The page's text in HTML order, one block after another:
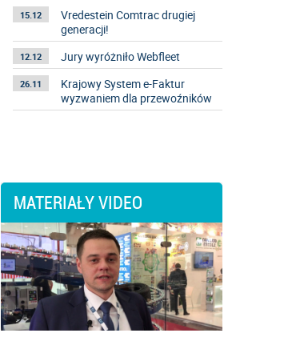
15.12
Vredestein Comtrac drugiej
generacji!
12.12 Jury wyróżniło Webfleet
26.11
Krajowy System e-Faktur
wyzwaniem dla przewoźników
MATERIAŁY VIDEO